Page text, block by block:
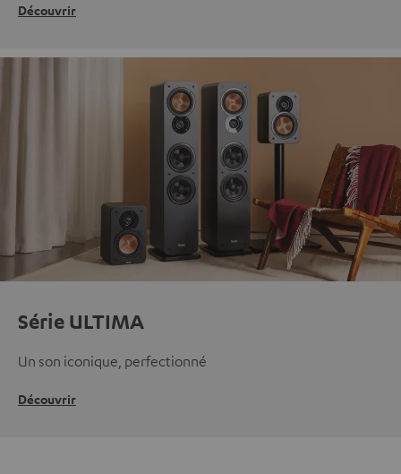
Découvrir
Série ULTIMA
Un son iconique, perfectionné
Découvrir